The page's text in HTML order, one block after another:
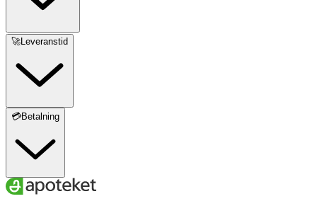
🚀Leveranstid
💳Betalning